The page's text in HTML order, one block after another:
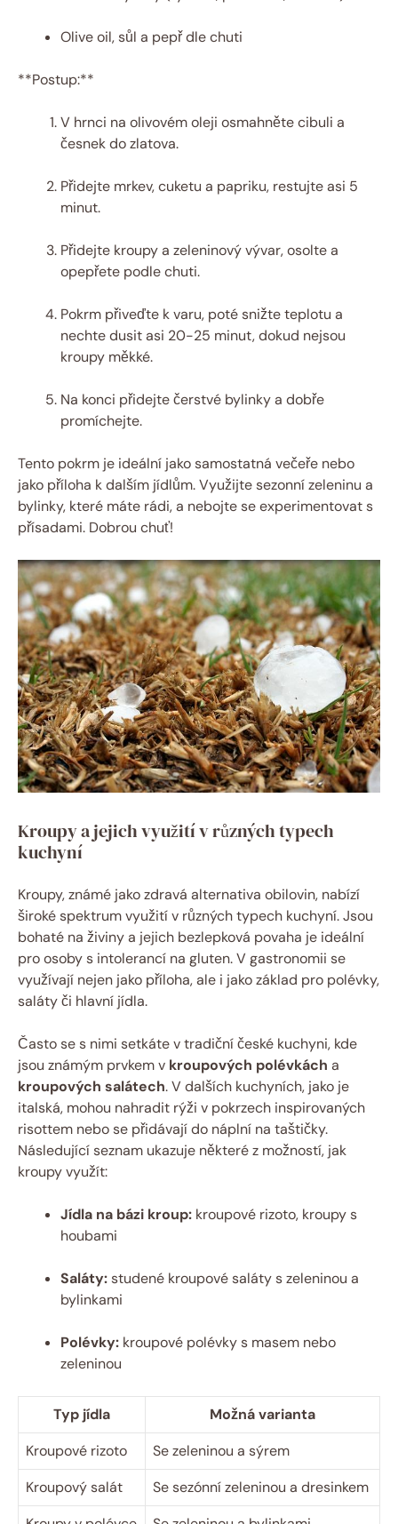
Olive oil, sůl a pepř dle chuti
**Postup:**
V hrnci na olivovém oleji osmahněte cibuli a
česnek do zlatova.
Přidejte mrkev, cuketu a papriku, restujte asi 5
minut.
Přidejte kroupy a zeleninový vývar, osolte a
opepřete podle chuti.
Pokrm přiveďte k varu, poté snižte teplotu a
nechte dusit asi 20-25 minut, dokud nejsou
kroupy měkké.
Na konci přidejte čerstvé bylinky a dobře
promíchejte.
Tento pokrm je ideální jako samostatná večeře nebo
jako příloha k dalším jídlům. Využijte sezonní zeleninu a
bylinky, které máte rádi, a nebojte se experimentovat s
přísadami. Dobrou chuť!
Kroupy a jejich využití v různých typech
kuchyní
Kroupy, známé jako zdravá alternativa obilovin, nabízí
široké spektrum využití v různých typech kuchyní. Jsou
bohaté na živiny a jejich bezlepková povaha je ideální
pro osoby s intolerancí na gluten. V gastronomii se
využívají nejen jako příloha, ale i jako základ pro polévky,
saláty či hlavní jídla.
Často se s nimi setkáte v tradiční české kuchyni, kde
jsou známým prvkem v kroupových polévkách a
kroupových salátech. V dalších kuchyních, jako je
italská, mohou nahradit rýži v pokrzech inspirovaných
risottem nebo se přidávají do náplní na taštičky.
Následující seznam ukazuje některé z možností, jak
kroupy využít:
Jídla na bázi kroup: kroupové rizoto, kroupy s
houbami
Saláty:studené kroupové saláty s zeleninou a
bylinkami
Polévky: kroupové polévky s masem nebo
zeleninou
Typ jídla
Možná varianta
Kroupové rizoto
Se zeleninou a sýrem
Kroupový salát
Se sezónní zeleninou a dresinkem